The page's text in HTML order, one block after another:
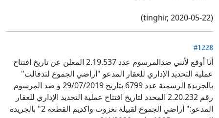
(tinghir, 2020-05-22)
#1228
أنا أوقع لأنني ضدالمرسوم عدد 2.19.537 المعلن عن تاريخ افتتاح
عملية التحديد الإداري للعقار المدعو "أراضي الجموع لتدفالت"
بالجريدة الرسمية عدد 6799 بتاريخ 29/07/2019 و ضد المرسوم
رقم 2.20.232 المحدد لتاريخ افتتاح عملية التحديد الإداري للعقار
المدعو:" أراضي الجموع لقبيلة تغزوت واكديم القطعة 2" بالجريدة